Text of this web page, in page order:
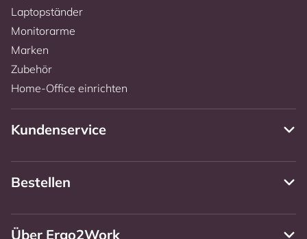
Laptopständer
Monitorarme
Marken
Zubehör
Home-Office einrichten
Kundenservice
Bestellen
Über Ergo2Work